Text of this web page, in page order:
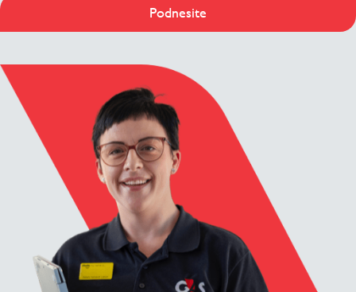
Podnesite